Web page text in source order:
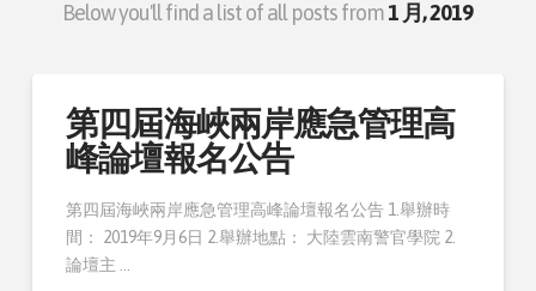
Below you'll find a list of all posts from1 月, 2019
第四屆海峽兩岸應急管理高
峰論壇報名公告
第四屆海峽兩岸應急管理高峰論壇報名公告 1.舉辦時
間： 2019年9月6日 2.舉辦地點： 大陸雲南警官學院 2.
論壇主 …